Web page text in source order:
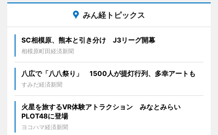
みん経トピックス
SC相模原、熊本と引き分け J3リーグ開幕
相模原町田経済新聞
八広で「八八祭り」 1500人が提灯行列、多幸アートも
すみだ経済新聞
火星を旅するVR体験アトラクション みなとみらい
PLOT48に登場
ヨコハマ経済新聞